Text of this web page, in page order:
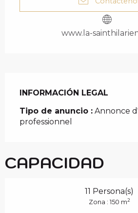
www.la-
INFORMACIÓN LEGAL
INFORMACIÓN LEGAL
Tipo de anuncio : Annonce
professionnel
CAPACIDAD
11 Persona(s)
Zona : 150 m2